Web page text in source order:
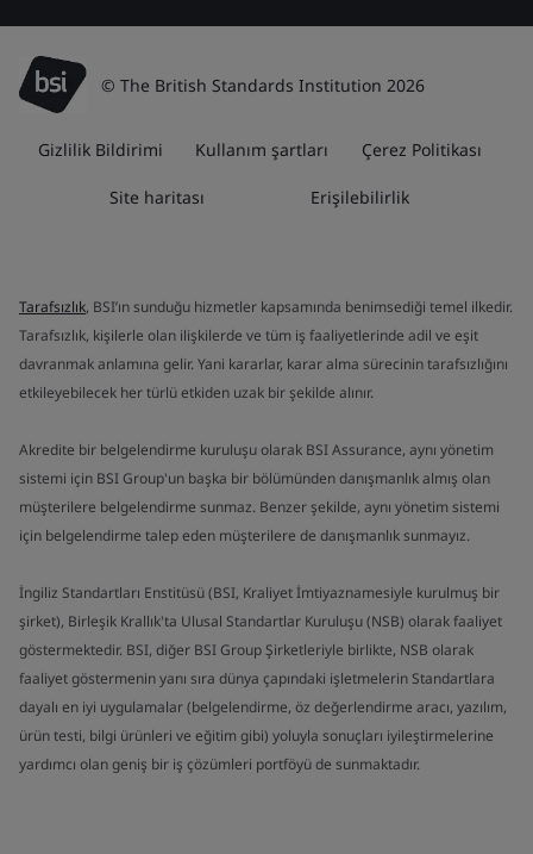
© The British Standards Institution 2026
Gizlilik Bildirimi Kullanım şartları Çerez Politikası
Site haritası Erişilebilirlik
Tarafsızlık, BSI’ın sunduğu hizmetler kapsamında benimsediği temel ilkedir.
Tarafsızlık, kişilerle olan ilişkilerde ve tüm iş faaliyetlerinde adil ve eşit
davranmak anlamına gelir. Yani kararlar, karar alma sürecinin tarafsızlığını
etkileyebilecek her türlü etkiden uzak bir şekilde alınır.
Akredite bir belgelendirme kuruluşu olarak BSI Assurance, aynı yönetim
sistemi için BSI Group'un başka bir bölümünden danışmanlık almış olan
müşterilere belgelendirme sunmaz. Benzer şekilde, aynı yönetim sistemi
için belgelendirme talep eden müşterilere de danışmanlık sunmayız.
İngiliz Standartları Enstitüsü (BSI, Kraliyet İmtiyaznamesiyle kurulmuş bir
şirket), Birleşik Krallık'ta Ulusal Standartlar Kuruluşu (NSB) olarak faaliyet
göstermektedir. BSI, diğer BSI Group Şirketleriyle birlikte, NSB olarak
faaliyet göstermenin yanı sıra dünya çapındaki işletmelerin Standartlara
dayalı en iyi uygulamalar (belgelendirme, öz değerlendirme aracı, yazılım,
ürün testi, bilgi ürünleri ve eğitim gibi) yoluyla sonuçları iyileştirmelerine
yardımcı olan geniş bir iş çözümleri portföyü de sunmaktadır.